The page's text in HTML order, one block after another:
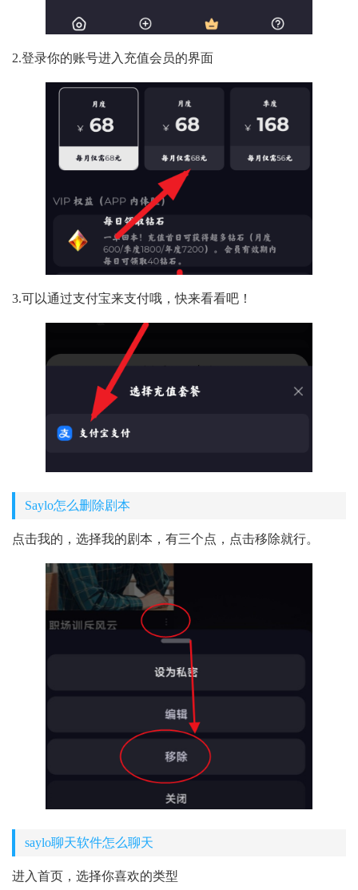
2.登录你的账号进入充值会员的界面
3.可以通过支付宝来支付哦，快来看看吧！
Saylo怎么删除剧本
点击我的，选择我的剧本，有三个点，点击移除就行。
saylo聊天软件怎么聊天
进入首页，选择你喜欢的类型